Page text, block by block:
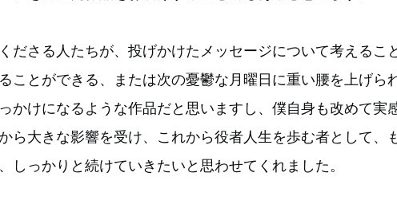
ださる人たちが、投げかけたメッセージについて考えるこ
ことができる、または次の憂鬱な月曜日に重い腰を上げら
かけになるような作品だと思いますし、僕自身も改めて実
ら大きな影響を受け、これから役者人生を歩む者として、
しっかりと続けていきたいと思わせてくれました。